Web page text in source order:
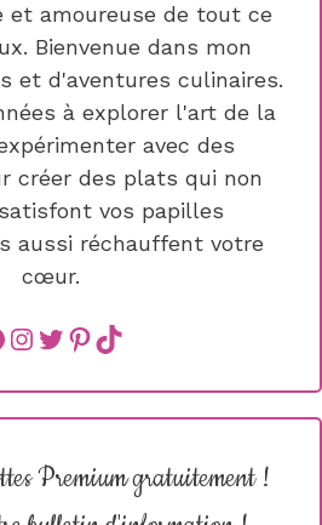
et amoureuse de tout ce
Bienvenue dans mon
et d'aventures culinaires.
à explorer l'art de la
avec des
créer des plats qui non
vos papilles
aussi réchauffent votre
cœur.
instagram
Twitter
Pinterest
TikTok
Premium gratuitement !